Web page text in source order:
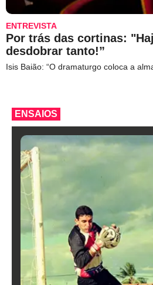
ENTREVISTA
Por trás das cortinas:
desdobrar tanto!”
Isis Baião: “O dramaturgo coloca a
ENSAIOS